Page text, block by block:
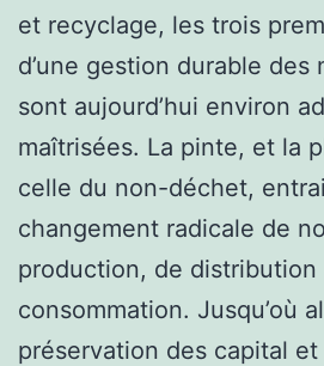
et recyclage, les trois
d’une gestion durable des
sont aujourd’hui environ
maîtrisées. La pinte, et la
celle du non-déchet,
changement radicale de
production, de distribution
consommation. Jusqu’où
préservation des capital